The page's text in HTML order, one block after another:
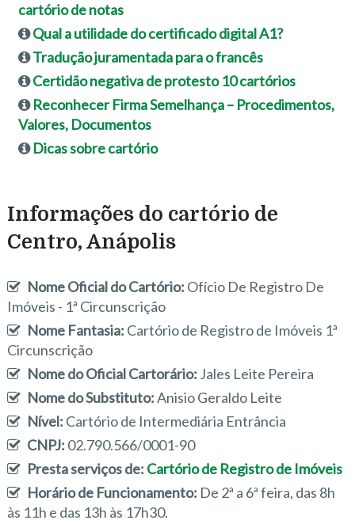
cartório de notas
Qual a utilidade do certificado digital A1?
Tradução juramentada para o francês
Certidão negativa de protesto 10 cartórios
Reconhecer Firma Semelhança – Procedimentos,
Valores, Documentos
Dicas sobre cartório
Informações do cartório de
Centro, Anápolis
Nome Oficial do Cartório: Ofício De Registro De
Imóveis - 1ª Circunscrição
Nome Fantasia: Cartório de Registro de Imóveis 1ª
Circunscrição
Nome do Oficial Cartorário: Jales Leite Pereira
Nome do Substituto:Anisio Geraldo Leite
Nível: Cartório de Intermediária Entrância
CNPJ: 02.790.566/0001-90
Presta serviços de: Cartório de Registro de Imóveis
Horário de Funcionamento: De 2ª a 6ª feira, das 8h
às 11h e das 13h às 17h30.